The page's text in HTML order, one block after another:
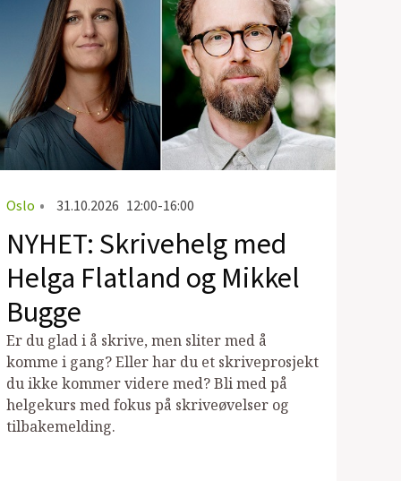
Oslo • 31.10.2026 12:00-16:00
NYHET: Skrivehelg med
Helga Flatland og Mikkel
Bugge
Er du glad i å skrive, men sliter med å
komme i gang? Eller har du et skriveprosjekt
du ikke kommer videre med? Bli med på
helgekurs med fokus på skriveøvelser og
tilbakemelding.